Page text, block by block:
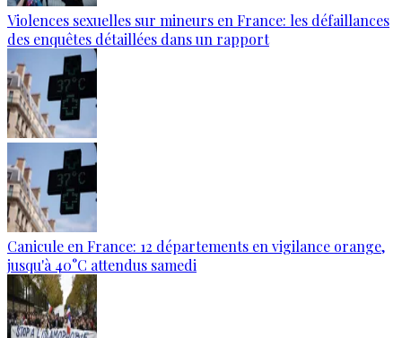
Violences sexuelles sur mineurs en France: les défaillances
des enquêtes détaillées dans un rapport
Canicule en France: 12 départements en vigilance orange,
jusqu'à 40°C attendus samedi